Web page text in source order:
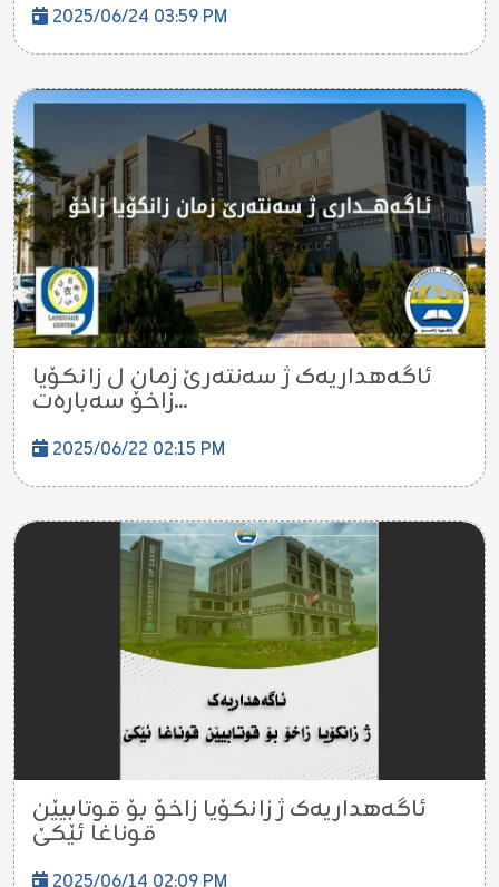
2025/06/24 03:59 PM
ئاگەهداریەک ژ سەنتەرێ زمان ل زانکۆیا
زاخۆ سەبارەت...
2025/06/22 02:15 PM
ئاگەهداریەک ژ زانکۆیا زاخۆ بۆ قوتابیێن
قوناغا ئێکێ